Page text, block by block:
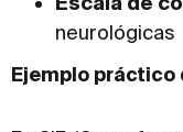
neurológicas
Ejemplo práctico